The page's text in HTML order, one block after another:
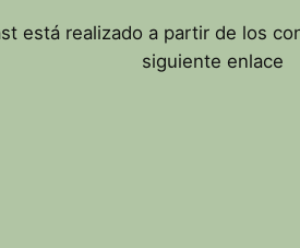
está realizado a partir de los
siguiente enlace